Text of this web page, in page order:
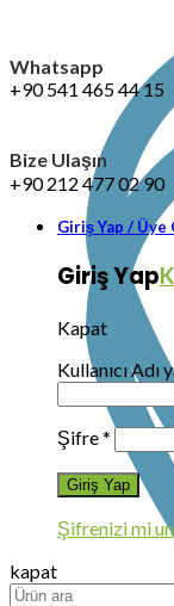
Whatsapp
+90 541 465 44 15
Bize Ulaşın
+90 212 477 02 90
Giriş Yap / Üye
Giriş Yap
Kapat
Kullanıcı
Şifre*
Şifrenizi mi
kapat